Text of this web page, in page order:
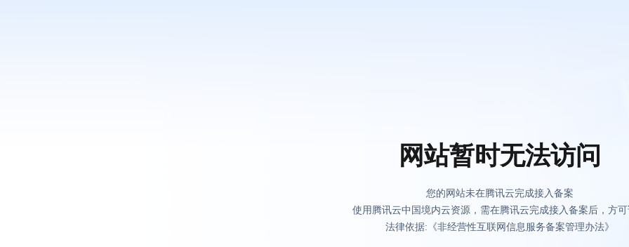
网站暂时无法访问
您的网站未在腾讯云完成接入备案
使用腾讯云中国境内云资源，需在腾讯云完成接入备案后，方
法律依据:《非经营性互联网信息服务备案管理办法》